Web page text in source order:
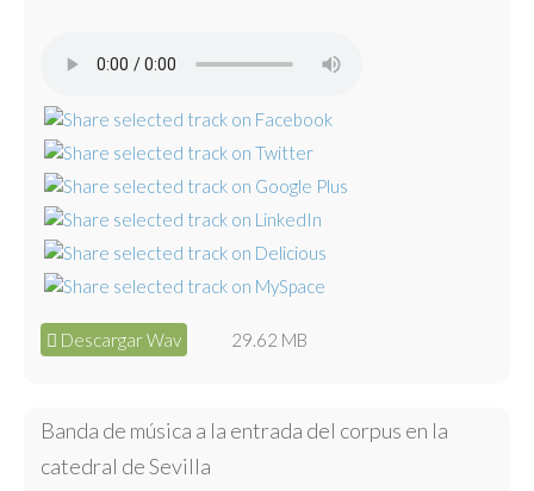
Descargar Wav 29.62 MB
Banda de música a la entrada del corpus en la
catedral de Sevilla